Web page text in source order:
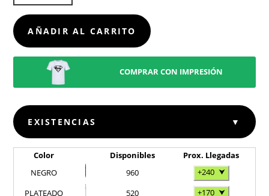
CLICK
CANTIDAD
AÑADIR AL CARRITO
COMPRAR CON IMPRESIÓN
EXISTENCIAS ▼
Color Disponibles
Prox. Llegadas
NEGRO
960 +240 ⮟
PLATEADO
520 +170 ⮟